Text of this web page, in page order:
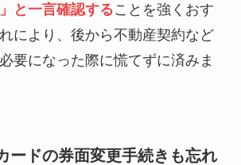
と一言確認することを強くおす
により、後から不動産契約など
要になった際に慌てずに済みま
ードの券面変更手続きも忘れ